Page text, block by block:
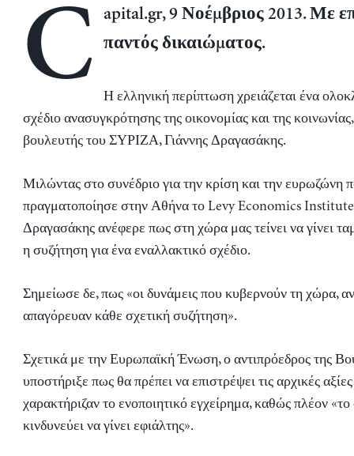
C
apital.gr, 9 Νοέμβριος 2013. Με
παντός δικαιώματος.
Η ελληνική περίπτωση χρειάζεται ένα
σχέδιο ανασυγκρότησης της οικονομίας και της
βουλευτής του ΣΥΡΙΖΑ, Γιάννης Δραγασάκης.
Μιλώντας στο συνέδριο για την κρίση και την ευρωζώνη
πραγματοποίησε στην Αθήνα το Levy Economics
Δραγασάκης ανέφερε πως στη χώρα μας τείνει να γίνει
η συζήτηση για ένα εναλλακτικό σχέδιο.
Σημείωσε δε, πως «οι δυνάμεις που κυβερνούν τη χώρα,
απαγόρευαν κάθε σχετική συζήτηση».
Σχετικά με την Ευρωπαϊκή Ένωση, ο αντιπρόεδρος της
υποστήριξε πως θα πρέπει να επιστρέψει τις αρχικές
χαρακτήριζαν το ενοποιητικό εγχείρημα, καθώς πλέον
κινδυνεύει να γίνει εφιάλτης».